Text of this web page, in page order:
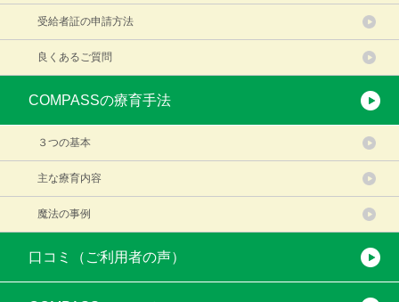
受給者証の申請方法
良くあるご質問
COMPASSの療育手法
３つの基本
主な療育内容
魔法の事例
口コミ（ご利用者の声）